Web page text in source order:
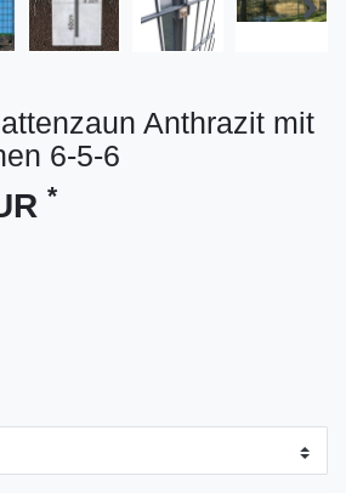
Anthrazit mit
6-5-6
*